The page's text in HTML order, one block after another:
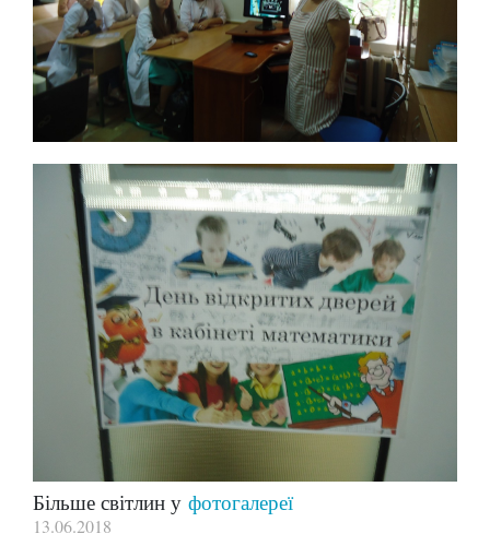
Більше світлин у фотогалереї
13.06.2018